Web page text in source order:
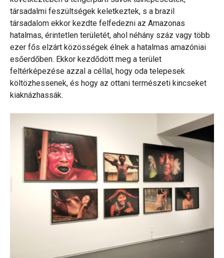
társadalmi feszültségek keletkeztek, s a brazil
társadalom ekkor kezdte felfedezni az Amazonas
hatalmas, érintetlen területét, ahol néhány száz vagy több
ezer fős elzárt közösségek élnek a hatalmas amazóniai
esőerdőben. Ekkor kezdődött meg a terület
feltérképezése azzal a céllal, hogy oda telepesek
költözhessenek, és hogy az ottani természeti kincseket
kiaknázhassák.